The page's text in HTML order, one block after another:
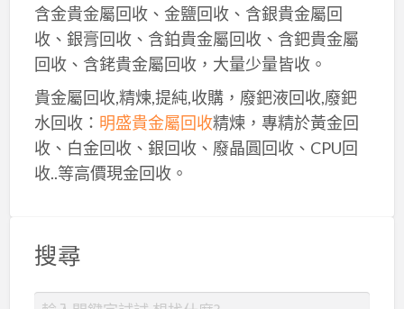
含金貴金屬回收、金鹽回收、含銀貴金屬回
收、銀膏回收、含鉑貴金屬回收、含鈀貴金屬
回收、含銠貴金屬回收，大量少量皆收。
貴金屬回收,精煉,提純,收購，廢鈀液回收,廢鈀
水回收： 明盛貴金屬回收精煉，專精於黃金回
收、白金回收、銀回收、廢晶圓回收、CPU回
收..等高價現金回收。
搜尋